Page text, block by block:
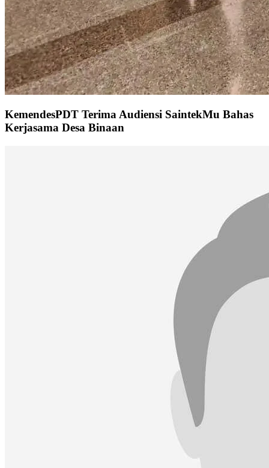
KemendesPDT Terima Audiensi SaintekMu Bahas
Kerjasama Desa Binaan